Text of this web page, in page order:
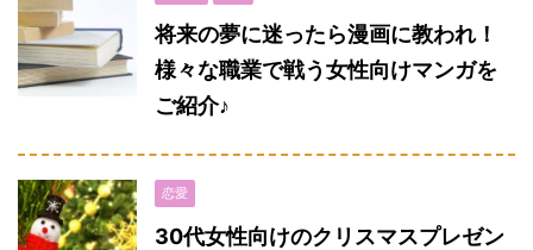
将来の夢に迷ったら漫画に教われ！
様々な職業で戦う女性向けマンガを
ご紹介♪
恋愛
30代女性向けのクリスマスプレゼン